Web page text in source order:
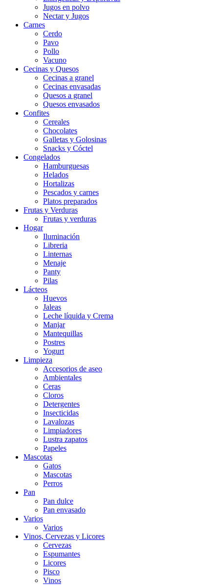
Jugos en polvo
Nectar y Jugos
Carnes
Cerdo
Pavo
Pollo
Vacuno
Cecinas y Quesos
Cecinas a granel
Cecinas envasadas
Quesos a granel
Quesos envasados
Confites
Cereales
Chocolates
Galletas y Golosinas
Snacks y Cóctel
Congelados
Hamburguesas
Helados
Hortalizas
Pescados y carnes
Platos preparados
Frutas y Verduras
Frutas y verduras
Hogar
Iluminación
Libreria
Linternas
Menaje
Panty
Pilas
Lácteos
Huevos
Jaleas
Leche líquida y Crema
Manjar
Mantequillas
Postres
Yogurt
Limpieza
Accesorios de aseo
Ambientales
Ceras
Cloros
Detergentes
Insecticidas
Lavalozas
Limpiadores
Lustra zapatos
Papeles
Mascotas
Gatos
Mascotas
Perros
Pan
Pan dulce
Pan envasado
Varios
Varios
Vinos, Cervezas y Licores
Cervezas
Espumantes
Licores
Pisco
Vinos